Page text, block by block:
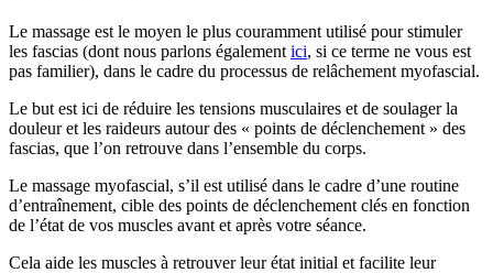
Le massage est le moyen le plus couramment utilisé pour stimuler
les fascias (dont nous parlons également ici, si ce terme ne vous est
pas familier), dans le cadre du processus de relâchement myofascial.
Le but est ici de réduire les tensions musculaires et de soulager la
douleur et les raideurs autour des « points de déclenchement » des
fascias, que l’on retrouve dans l’ensemble du corps.
Le massage myofascial, s’il est utilisé dans le cadre d’une routine
d’entraînement, cible des points de déclenchement clés en fonction
de l’état de vos muscles avant et après votre séance.
Cela aide les muscles à retrouver leur état initial et facilite leur